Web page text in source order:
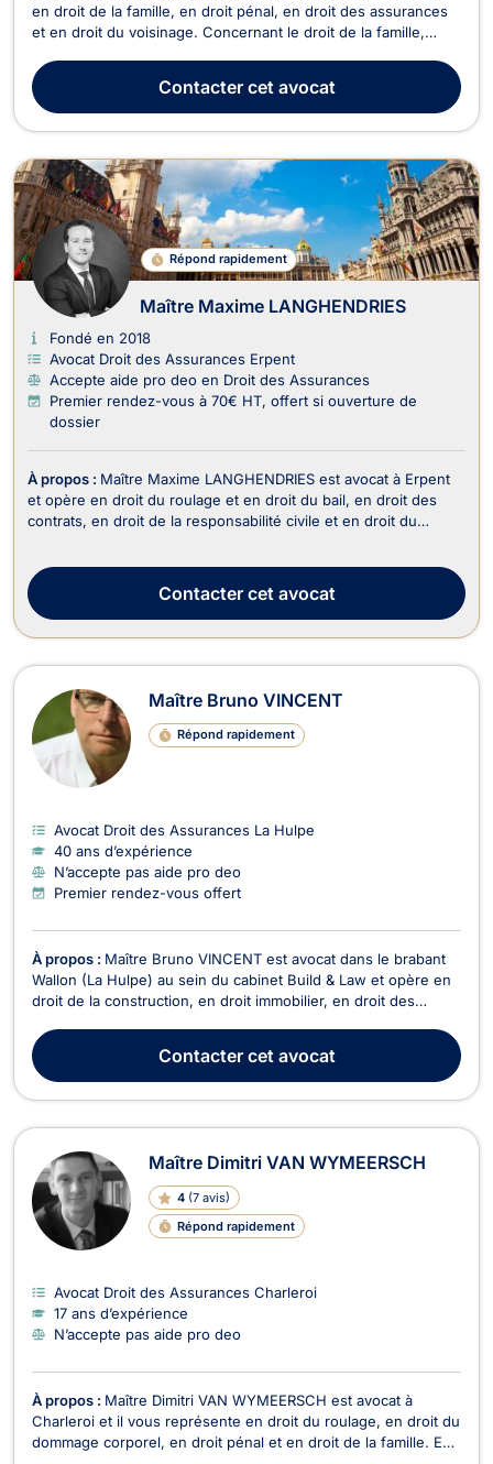
en droit de la famille, en droit pénal, en droit des assurances
et en droit du voisinage. Concernant le droit de la famille,
divorce à l’amiable ou contentieux, ainsi que ses
conséquences, comme l’hébergement des enf...
Contactercet avocat
Répond rapidement
Maître Maxime LANGHENDRIES
Fondé en 2018
Avocat Droit des Assurances Erpent
Accepte aide pro deo en Droit des Assurances
Premier rendez-vous à 70€ HT, offert si ouverture de
dossier
À propos : Maître Maxime LANGHENDRIES est avocat à Erpent
et opère en droit du roulage et en droit du bail, en droit des
contrats, en droit de la responsabilité civile et en droit du
concerne la contestation d’une infractio...
Contactercet avocat
Maître Bruno VINCENT
Répond rapidement
Avocat Droit des Assurances La Hulpe
40 ans d’expérience
N’accepte pas aide pro deo
Premier rendez-vous offert
À propos : Maître Bruno VINCENT est avocat dans le brabant
Wallon (La Hulpe) au sein du cabinet Build & Law et opère en
droit de la construction, en droit immobilier, en droit des
tous dossiers relevant de la copropriété, de la construction,
des baux d'habitations, de...
Contactercet avocat
Maître Dimitri VAN WYMEERSCH
4 (7 avis)
Répond rapidement
Avocat Droit des Assurances Charleroi
17 ans d’expérience
N’accepte pas aide pro deo
À propos : Maître Dimitri VAN WYMEERSCH est avocat à
Charleroi et il vous représente en droit du roulage, en droit du
dommage corporel, en droit pénal et en droit de la famille. En